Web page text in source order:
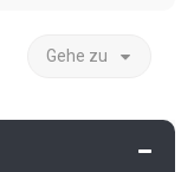
Gehe zu